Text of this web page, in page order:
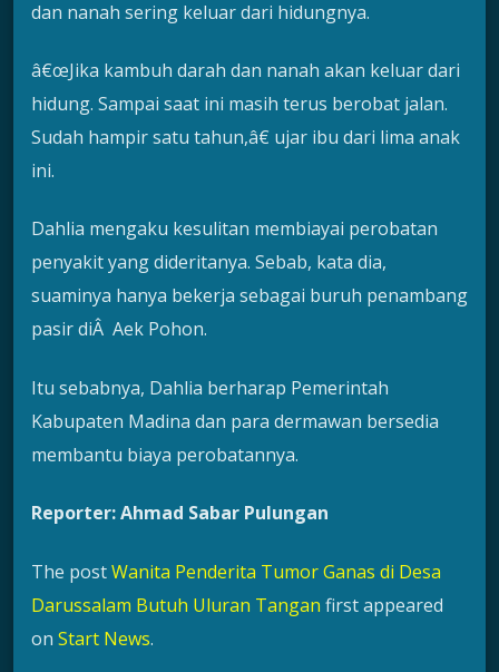
dan nanah sering keluar dari hidungnya.
â€œJika kambuh darah dan nanah akan keluar dari
hidung. Sampai saat ini masih terus berobat jalan.
Sudah hampir satu tahun,â€ ujar ibu dari lima anak
ini.
Dahlia mengaku kesulitan membiayai perobatan
penyakit yang dideritanya. Sebab, kata dia,
suaminya hanya bekerja sebagai buruh penambang
pasir diÂ Aek Pohon.
Itu sebabnya, Dahlia berharap Pemerintah
Kabupaten Madina dan para dermawan bersedia
membantu biaya perobatannya.
Reporter: Ahmad Sabar Pulungan
The postWanita Penderita Tumor Ganas di Desa
Darussalam Butuh Uluran Tangan first appeared
on Start News.